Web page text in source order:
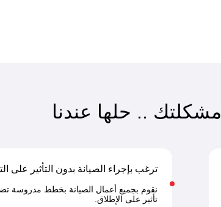
مشكلتك .. حلها عندنا
ترغب بإجراء الصيانة بدون التأثير
نقوم بجميع أعمال الصيانة بخطط مدروسة
تأثير على الإطلاق.